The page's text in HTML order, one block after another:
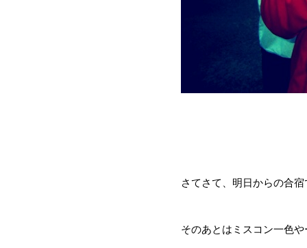
さてさて、明日からの合
そのあとはミスコン一色や